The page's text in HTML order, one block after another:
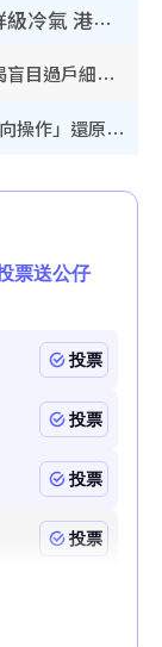
內地客歎港人唔識老！揭港鐵保鮮級冷氣 港人求放過：咪投訴
牙線棒亂用隨時越清越污糟！牙醫驚揭盲目過戶細菌恐致蛀牙：呢種先係日常真保養
WhatsApp預設貼圖點刪？揭1招「反向操作」還原簡潔介面 附3步實測教學